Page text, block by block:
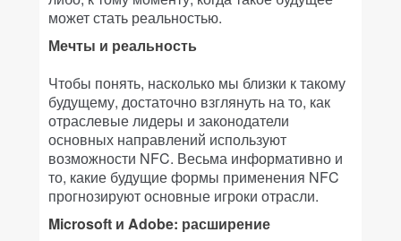
может стать реальностью.
Мечты и реальность
Чтобы понять, насколько мы близки к такому
будущему, достаточно взглянуть на то, как
отраслевые лидеры и законодатели
основных направлений используют
возможности NFC. Весьма информативно и
то, какие будущие формы применения NFC
прогнозируют основные игроки отрасли.
Microsoft и Adobe: расширение